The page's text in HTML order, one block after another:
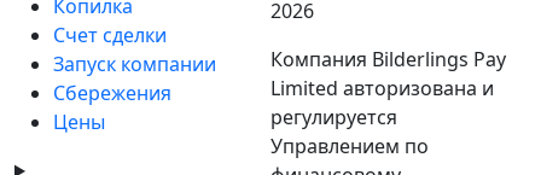
Копилка
Счет сделки
Запуск компании
Сбережения
Цены
2026
Компания Bilderlings Pay
Limited авторизована и
регулируется
Управлением по